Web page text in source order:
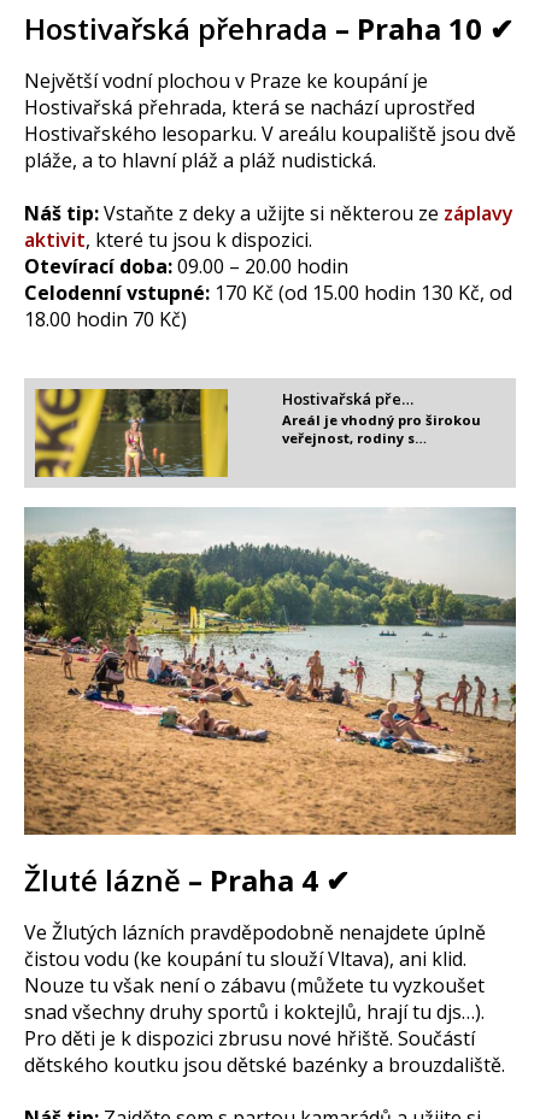
Hostivařská přehrada – Praha 10 ✔
Největší vodní plochou v Praze ke koupání je
Hostivařská přehrada, která se nachází uprostřed
Hostivařského lesoparku. V areálu koupaliště jsou dvě
pláže, a to hlavní pláž a pláž nudistická.
Náš tip:Vstaňte z deky a užijte si některou ze záplavy
aktivit, které tu jsou k dispozici.
Otevírací doba:09.00 – 20.00 hodin
Celodenní vstupné: 170 Kč (od 15.00 hodin 130 Kč, od
18.00 hodin 70 Kč)
Hostivařská pře…
Areál je vhodný pro širokou
veřejnost, rodiny s…
Žluté lázně – Praha 4 ✔
Ve Žlutých lázních pravděpodobně nenajdete úplně
čistou vodu (ke koupání tu slouží Vltava), ani klid.
Nouze tu však není o zábavu (můžete tu vyzkoušet
snad všechny druhy sportů i koktejlů, hrají tu djs…).
Pro děti je k dispozici zbrusu nové hřiště. Součástí
dětského koutku jsou dětské bazénky a brouzdaliště.